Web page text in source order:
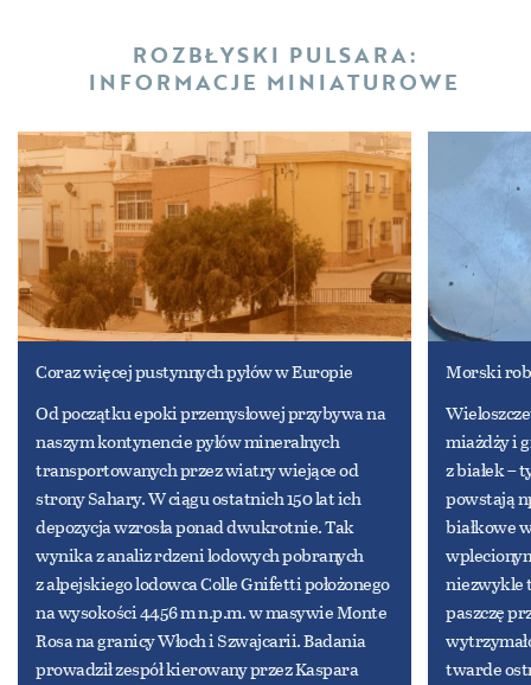
ROZBŁYSKI PULSARA:
INFORMACJE MINIATUROWE
Coraz więcej pustynnych pyłów w Europie
Od początku epoki przemysłowej przybywa na
naszym kontynencie pyłów mineralnych
transportowanych przez wiatry wiejące od
strony Sahary. W ciągu ostatnich 150 lat ich
depozycja wzrosła ponad dwukrotnie. Tak
wynika z analiz rdzeni lodowych pobranych
z alpejskiego lodowca Colle Gnifetti położonego
na wysokości 4456 m n.p.m. w masywie Monte
Rosa na granicy Włoch i Szwajcarii. Badania
prowadził zespół kierowany przez Kaspara
Morski
miażdży i
z białek –
powstają
białkowe
niezwykle
paszczę
twarde